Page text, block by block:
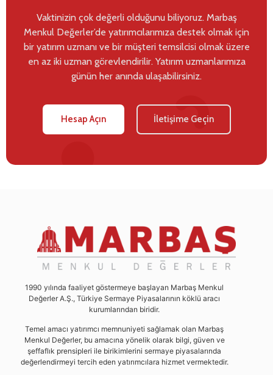
Vaktinizin çok değerli olduğunu biliyoruz. Marbaş
Menkul Değerler’de yatırımcılarımıza destek olmak için
bir yatırım uzmanı ve bir müşteri temsilcisi olmak üzere
en az iki uzman görevlendirilir. Yatırım uzmanlarımıza
günün her anında ulaşabilirsiniz.
Hesap Açın İletişime Geçin
1990 yılında faaliyet göstermeye başlayan Marbaş Menkul
Değerler A.Ş., Türkiye Sermaye Piyasalarının köklü aracı
kurumlarından biridir.
Temel amacı yatırımcı memnuniyeti sağlamak olan Marbaş
Menkul Değerler, bu amacına yönelik olarak bilgi, güven ve
şeffaflık prensipleri ile birikimlerini sermaye piyasalarında
değerlendirmeyi tercih eden yatırımcılara hizmet vermektedir.